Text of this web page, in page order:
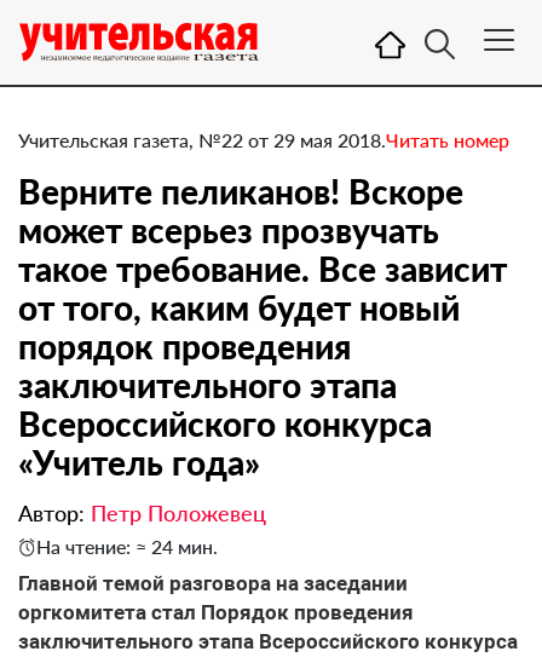
Учительская газета, №22 от 29 мая 2018.Читать номер
Верните пеликанов! Вскоре
может всерьез прозвучать
такое требование. Все зависит
от того, каким будет новый
порядок проведения
заключительного этапа
Всероссийского конкурса
«Учитель года»
Автор: Петр Положевец
На чтение: ≈ 24 мин.
Главной темой разговора на заседании
оргкомитета стал Порядок проведения
заключительного этапа Всероссийского конкурса